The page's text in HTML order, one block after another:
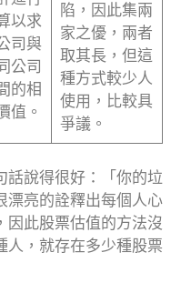
以求
司與
公司
的相
值。
陷，因此集兩
家之優，兩者
取其長，但這
種方式較少人
使用，比較具
爭議。
話說得很好：「你的垃
漂亮的詮釋出每個人心
因此股票估值的方法沒
人，就存在多少種股票